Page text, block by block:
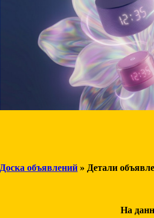
Доска объявлений » Детали
На